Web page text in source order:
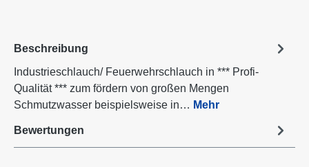
Beschreibung
Industrieschlauch/ Feuerwehrschlauch in *** Profi-
Qualität *** zum fördern von großen Mengen
Schmutzwasser beispielsweise in… Mehr
Bewertungen